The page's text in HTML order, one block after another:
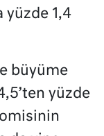
yüzde 1,4
büyüme
yüzde